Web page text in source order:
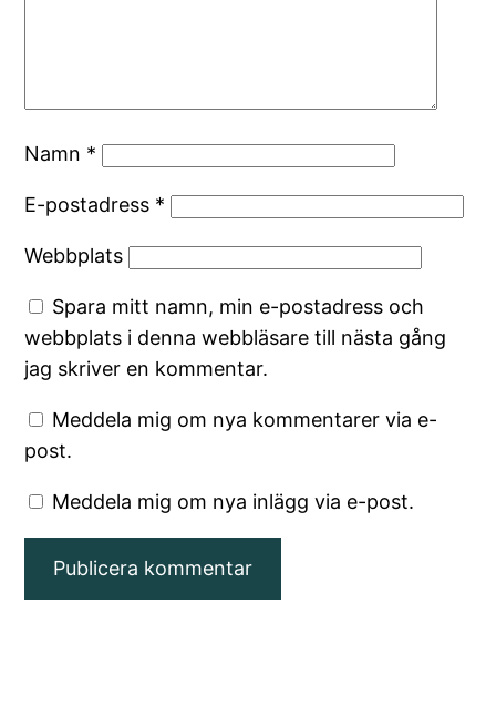
Namn *
E-postadress *
Webbplats
Spara mitt namn, min e-postadress och
webbplats i denna webbläsare till nästa gång
jag skriver en kommentar.
Meddela mig om nya kommentarer via e-
post.
Meddela mig om nya inlägg via e-post.